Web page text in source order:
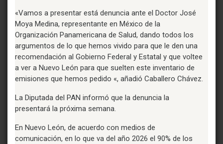
«Vamos a presentar está denuncia ante el Doctor José
Moya Medina, representante en México de la
Organización Panamericana de Salud, dando todos los
argumentos de lo que hemos vivido para que le den una
recomendación al Gobierno Federal y Estatal y que voltee
a ver a Nuevo León para que suelten este inventario de
emisiones que hemos pedido «, añadió Caballero Chávez.
La Diputada del PAN informó que la denuncia la
presentará la próxima semana.
En Nuevo León, de acuerdo con medios de
comunicación, en lo que va del año 2026 el 90% de los